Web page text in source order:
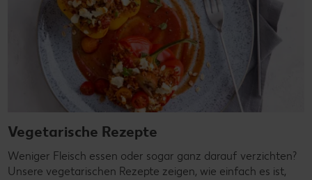
Vegetarische Rezepte
Weniger Fleisch essen oder sogar ganz darauf verzichten?
Unsere vegetarischen Rezepte zeigen, wie einfach es ist,